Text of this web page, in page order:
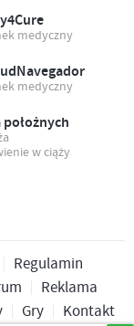
medyczny
medyczny
położnych
w ciąży
Regulamin
Reklama
Gry Kontakt